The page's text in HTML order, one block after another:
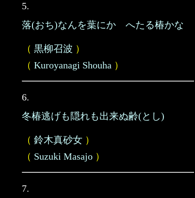
5.
落(おち)なんを葉にかゝへたる椿かな
（ 黒柳召波 ）
（ Kuroyanagi Shouha ）
6.
冬椿逃げも隠れも出来ぬ齢(とし)
（ 鈴木真砂女 ）
（ Suzuki Masajo ）
7.